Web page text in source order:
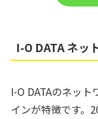
I-O DATA ネッ
I-O DATAのネッ
インが特徴です。